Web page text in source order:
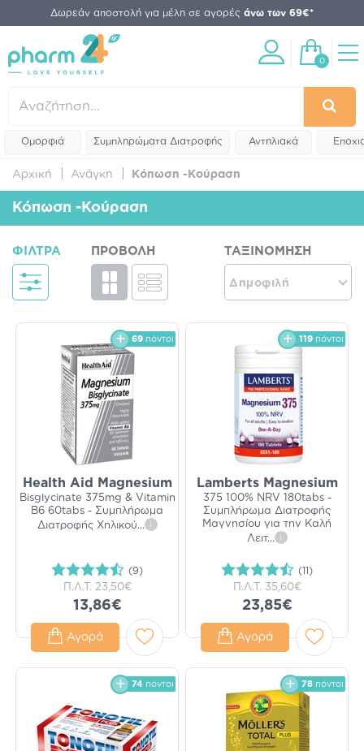
Δωρεάν αποστολή για μέλη σε αγορές άνω των 69€*
0
Ομορφιά Συμπληρώματα Διατροφής Αντηλιακά
Αρχική Ανάγκη Κόπωση -Κούραση
Κόπωση -Κούραση
ΦΊΛΤΡΑ ΠΡΟΒΟΛΉ ΤΑΞΙΝΌΜΗΣΗ
Δημοφιλή
69 πόντοι
Health Aid Magnesium
Bisglycinate 375mg & Vitamin
B6 60tabs - Συμπλήρωμα
Διατροφής Χηλικού... i
(9)
Π.Λ.Τ. 23,50€
13,86€
Αγορά
119 πόντοι
Lamberts Magnesium
375 100% NRV 180tabs -
Συμπλήρωμα Διατροφής
Μαγνησίου για την Καλή
Λειτ... i
(11)
Π.Λ.Τ. 35,60€
23,85€
Αγορά
74 πόντοι 78 πόντοι